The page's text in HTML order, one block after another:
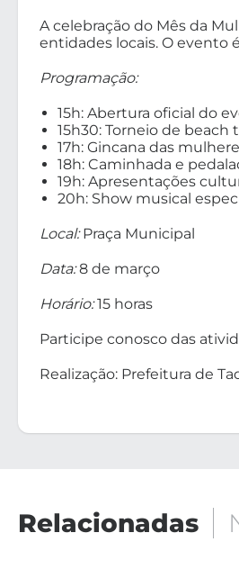
A celebração do Mês da
entidades locais. O evento
Programação:
15h: Abertura oficial do
15h30: Torneio de
17h: Gincana das
18h: Caminhada e
19h: Apresentações
20h: Show musical
Local:Praça Municipal
Data:8 de março
Horário:15 horas
Participe conosco das
Realização: Prefeitura de
Relacionadas